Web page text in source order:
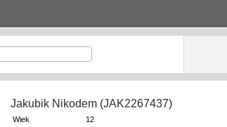
Jakubik Nikodem (JAK2267437)
Wiek
12